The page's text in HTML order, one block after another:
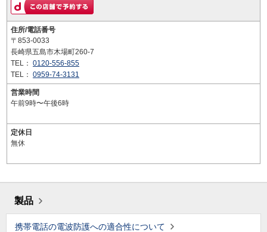
住所/電話番号
〒853-0033
長崎県五島市木場町260-7
TEL： 0120-556-855
TEL： 0959-74-3131
営業時間
午前9時〜午後6時
定休日
無休
製品
携帯電話の電波防護への適合性について